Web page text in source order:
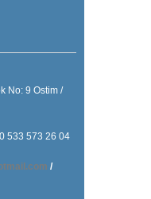
No: 9 Ostim /
533 573 26 04
/